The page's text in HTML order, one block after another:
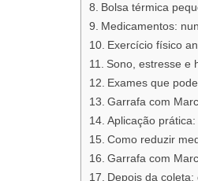
Bolsa térmica
Medicamentos:
Exercício físico
Sono, estresse e
Exames que
Garrafa com
Aplicação
Como reduzir
Garrafa com
Depois da coleta: